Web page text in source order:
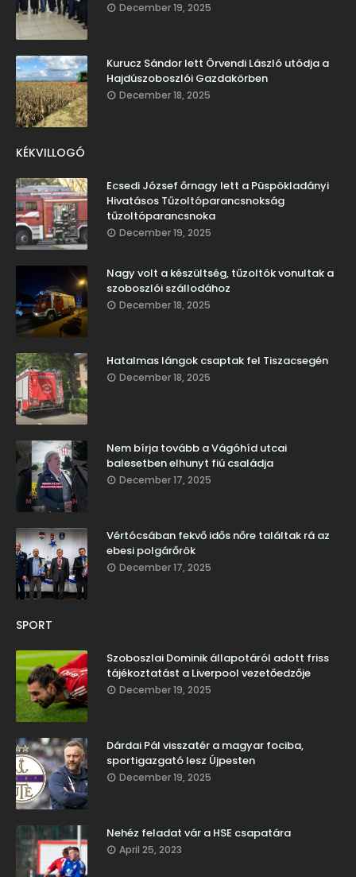
December 19, 2025
Kurucz Sándor lett Örvendi László utódja a
Hajdúszoboszlói Gazdakörben
December 18, 2025
KÉKVILLOGÓ
Ecsedi József őrnagy lett a Püspökladányi
Hivatásos Tűzoltóparancsnokság
tűzoltóparancsnoka
December 19, 2025
Nagy volt a készültség, tűzoltók vonultak a
szoboszlói szállodához
December 18, 2025
Hatalmas lángok csaptak fel Tiszacsegén
December 18, 2025
Nem bírja tovább a Vágóhíd utcai
balesetben elhunyt fiú családja
December 17, 2025
Vértócsában fekvő idős nőre találtak rá az
ebesi polgárőrök
December 17, 2025
SPORT
Szoboszlai Dominik állapotáról adott friss
tájékoztatást a Liverpool vezetőedzője
December 19, 2025
Dárdai Pál visszatér a magyar fociba,
sportigazgató lesz Újpesten
December 19, 2025
Nehéz feladat vár a HSE csapatára
April 25, 2023